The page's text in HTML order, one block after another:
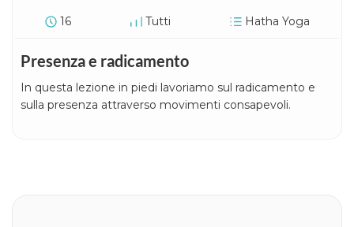
16 Tutti Hatha Yoga
Presenza e radicamento
In questa lezione in piedi lavoriamo sul radicamento e
sulla presenza attraverso movimenti consapevoli.